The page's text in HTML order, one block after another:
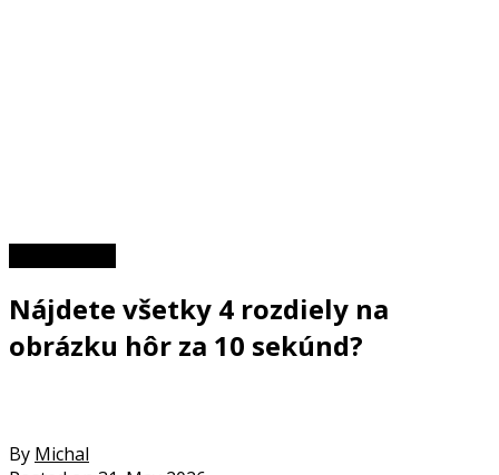
Nájdete všetky 4 rozdiely na
obrázku hôr za 10 sekúnd?
By Michal